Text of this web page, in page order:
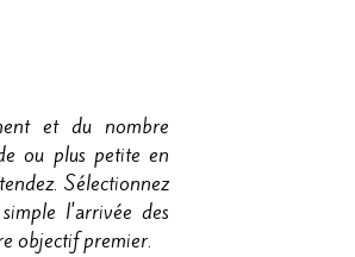
et du nombre
ou plus petite en
Sélectionnez
l'arrivée des
objectif premier.